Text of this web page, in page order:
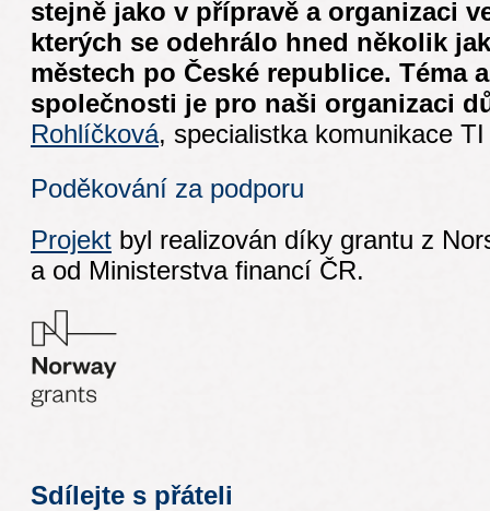
stejně jako v přípravě a organizaci
kterých se odehrálo hned několik
městech po České republice. Téma
společnosti je pro naši organizaci
Rohlíčková, specialistka komunikace
Poděkování za podporu
Projekt byl realizován díky grantu z
a od Ministerstva financí ČR.
Sdílejte s přáteli